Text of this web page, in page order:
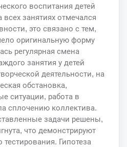
воспитания детей
занятиях отмечался
это связано с тем,
оригинальную форму
регулярная смена
занятия у детей
деятельности, на
обстановка,
ситуации, работа в
сплочению коллектива.
задачи решены,
что демонстрируют
тестирования. Гипотеза